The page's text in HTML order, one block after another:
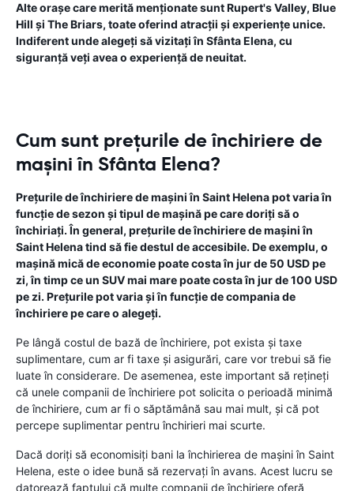
Alte orașe care merită menționate sunt Rupert's Valley, Blue
Hill și The Briars, toate oferind atracții și experiențe unice.
Indiferent unde alegeți să vizitați în Sfânta Elena, cu
siguranță veți avea o experiență de neuitat.
Cum sunt prețurile de închiriere de
mașini în Sfânta Elena?
Prețurile de închiriere de mașini în Saint Helena pot varia în
funcție de sezon și tipul de mașină pe care doriți să o
închiriați. În general, prețurile de închiriere de mașini în
Saint Helena tind să fie destul de accesibile. De exemplu, o
mașină mică de economie poate costa în jur de 50 USD pe
zi, în timp ce un SUV mai mare poate costa în jur de 100 USD
pe zi. Prețurile pot varia și în funcție de compania de
închiriere pe care o alegeți.
Pe lângă costul de bază de închiriere, pot exista și taxe
suplimentare, cum ar fi taxe și asigurări, care vor trebui să fie
luate în considerare. De asemenea, este important să rețineți
că unele companii de închiriere pot solicita o perioadă minimă
de închiriere, cum ar fi o săptămână sau mai mult, și că pot
percepe suplimentar pentru închirieri mai scurte.
Dacă doriți să economisiți bani la închirierea de mașini în Saint
Helena, este o idee bună să rezervați în avans. Acest lucru se
datorează faptului că multe companii de închiriere oferă